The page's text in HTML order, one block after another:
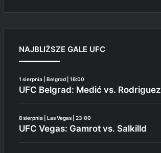
NAJBLIŻSZE GALE UFC
1 sierpnia | Belgrad | 16:00
UFC Belgrad: Medić vs. Rodriguez
8 sierpnia | Las Vegas | 23:00
UFC Vegas: Gamrot vs. Salkilld